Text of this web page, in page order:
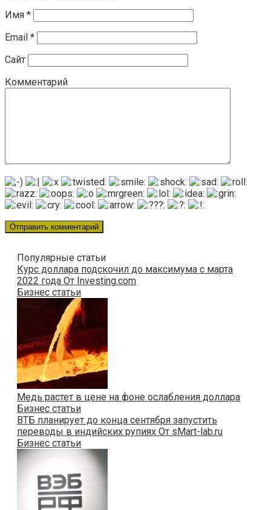
Имя *
Email *
Сайт
Комментарий
Популярные статьи
Курс доллара подскочил до максимума с марта
2022 года От Investing.com
Бизнес статьи
Медь растет в цене на фоне ослабления доллара
Бизнес статьи
ВТБ планирует до конца сентября запустить
переводы в индийских рупиях От sMart-lab.ru
Бизнес статьи